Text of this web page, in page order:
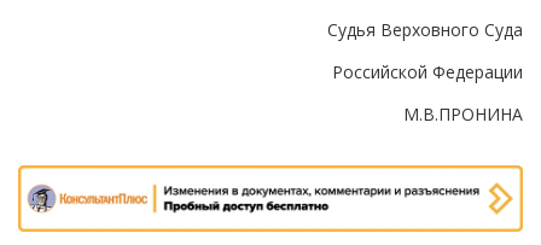
Судья Верховного Суда
Российской Федерации
М.В.ПРОНИНА